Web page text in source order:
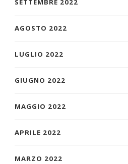
SETTEMBRE 2022
AGOSTO 2022
LUGLIO 2022
GIUGNO 2022
MAGGIO 2022
APRILE 2022
MARZO 2022